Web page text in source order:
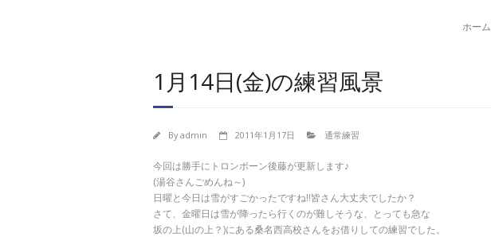
ホーム
1月14日(金)の練習風景
Byadmin 2011年1月17日 通常練習
今回は勝手にトロンボーン後藤が更新します♪
(湯谷さんごめんね～)
日曜と今日は雪がすごかったですね!!皆さん大丈夫でしたか？
さて、金曜日は雪が降ったら行くのが難しそうな、とっても急な
坂の上(山の上？)にある桑名西高校さんをお借りしての練習でした。